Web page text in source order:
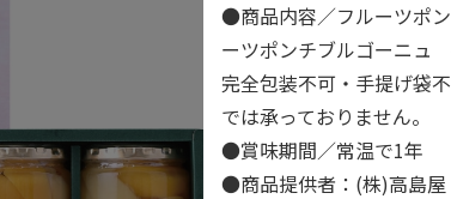
●商品内容／フルーツポ
ーツポンチブルゴーニ
完全包装不可・手提げ袋
では承っておりません。
●賞味期間／常温で1年
●商品提供者：(株)高島